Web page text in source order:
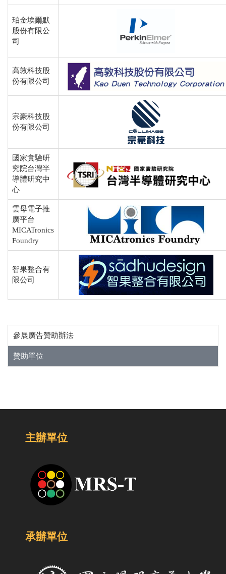
珀金埃爾默
股份有限公
司
高敦科技股
份有限公司
宗豪科技股
份有限公司
國家實驗研
究院台灣半
導體研究中
心
雲母電子推
廣平台
MICATronics
Foundry
智果整合有
限公司
參展廣告贊助辦法
贊助單位
主辦單位
承辦單位